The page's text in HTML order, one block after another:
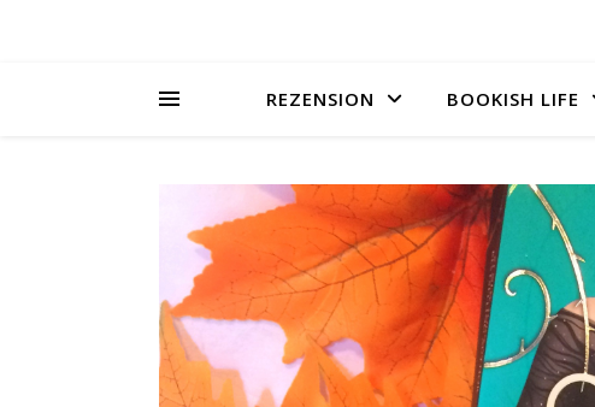
REZENSION BOOKISH LIFE